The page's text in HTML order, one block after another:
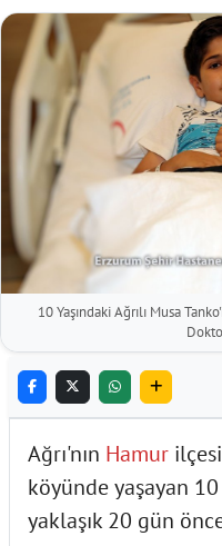
10 Yaşındaki Ağrılı Musa
Ağrı'nın Hamur
köyünde yaşayan
yaklaşık 20 gün